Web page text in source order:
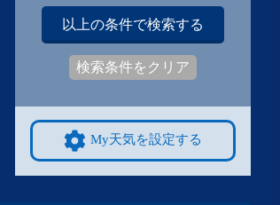
以上の条件で検索する
検索条件をクリア
My天気を設定する